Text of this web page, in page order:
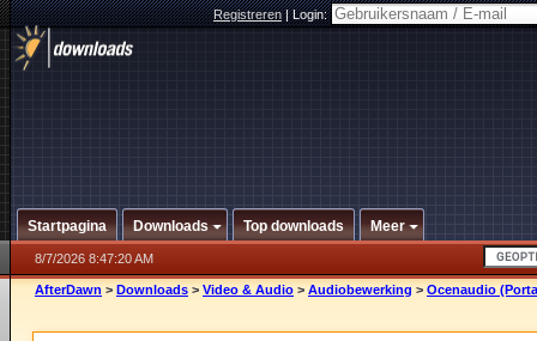
Registreren|Login:
Startpagina Downloads Top downloads Meer
8/7/2026 8:47:20 AM
AfterDawn > Downloads > Video & Audio > Audiobewerking > Ocenaudio